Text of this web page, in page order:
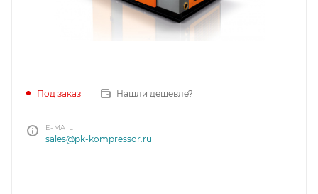
Под заказ Нашли дешевле?
E-MAIL
sales@pk-kompressor.ru